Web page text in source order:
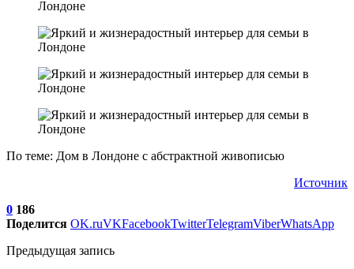
По теме: Дом в Лондоне с абстрактной живописью
Источник
0 186
Поделится OK.ruVKFacebookTwitterTelegramViberWhatsApp
Предыдущая запись